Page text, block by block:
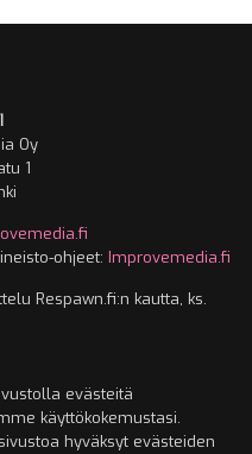
Oy
1
ohjeet: Improvemedia.fi
Respawn.fi:n kautta, ks.
evästeitä
käyttökokemustasi.
hyväksyt evästeiden